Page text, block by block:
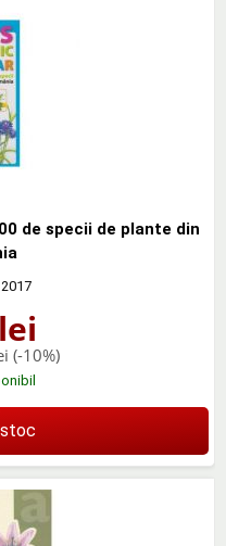
de specii de plante din
lei
(-10%)